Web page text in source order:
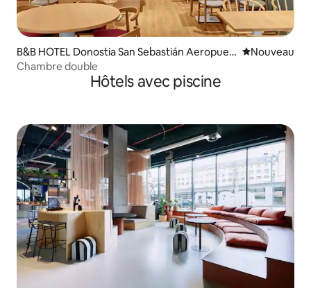
B&B HOTEL Donostia San Sebastián Aeropuer
to
Nouvel
Nouveau
Chambre double
Hôtels avec piscine